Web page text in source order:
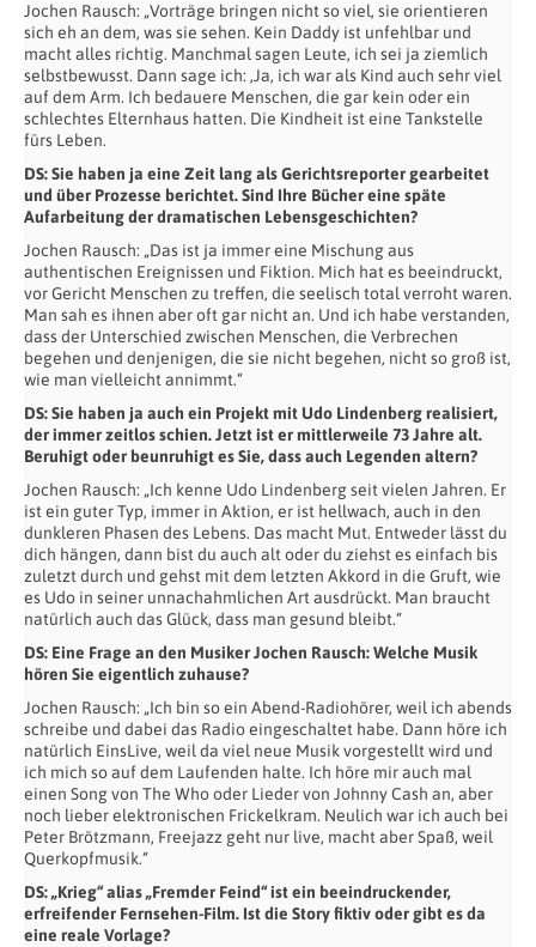
Jochen Rausch: „Vorträge bringen nicht so viel, sie orientieren
sich eh an dem, was sie sehen. Kein Daddy ist unfehlbar und
macht alles richtig. Manchmal sagen Leute, ich sei ja ziemlich
selbstbewusst. Dann sage ich: ‚Ja, ich war als Kind auch sehr viel
auf dem Arm. Ich bedauere Menschen, die gar kein oder ein
schlechtes Elternhaus hatten. Die Kindheit ist eine Tankstelle
fürs Leben.
DS: Sie haben ja eine Zeit lang als Gerichtsreporter gearbeitet
und über Prozesse berichtet. Sind Ihre Bücher eine späte
Aufarbeitung der dramatischen Lebensgeschichten?
Jochen Rausch: „Das ist ja immer eine Mischung aus
authentischen Ereignissen und Fiktion. Mich hat es beeindruckt,
vor Gericht Menschen zu treffen, die seelisch total verroht waren.
Man sah es ihnen aber oft gar nicht an. Und ich habe verstanden,
dass der Unterschied zwischen Menschen, die Verbrechen
begehen und denjenigen, die sie nicht begehen, nicht so groß ist,
wie man vielleicht annimmt.“
DS: Sie haben ja auch ein Projekt mit Udo Lindenberg realisiert,
der immer zeitlos schien. Jetzt ist er mittlerweile 73 Jahre alt.
Beruhigt oder beunruhigt es Sie, dass auch Legenden altern?
Jochen Rausch: „Ich kenne Udo Lindenberg seit vielen Jahren. Er
ist ein guter Typ, immer in Aktion, er ist hellwach, auch in den
dunkleren Phasen des Lebens. Das macht Mut. Entweder lässt du
dich hängen, dann bist du auch alt oder du ziehst es einfach bis
zuletzt durch und gehst mit dem letzten Akkord in die Gruft, wie
es Udo in seiner unnachahmlichen Art ausdrückt. Man braucht
natürlich auch das Glück, dass man gesund bleibt.“
DS: Eine Frage an den Musiker Jochen Rausch: Welche Musik
hören Sie eigentlich zuhause?
Jochen Rausch: „Ich bin so ein Abend-Radiohörer, weil ich abends
schreibe und dabei das Radio eingeschaltet habe. Dann höre ich
natürlich EinsLive, weil da viel neue Musik vorgestellt wird und
ich mich so auf dem Laufenden halte. Ich höre mir auch mal
einen Song von The Who oder Lieder von Johnny Cash an, aber
noch lieber elektronischen Frickelkram. Neulich war ich auch bei
Peter Brötzmann, Freejazz geht nur live, macht aber Spaß, weil
Querkopfmusik.“
DS: „Krieg“ alias „Fremder Feind“ ist ein beeindruckender,
erfreifender Fernsehen-Film. Ist die Story fiktiv oder gibt es da
eine reale Vorlage?